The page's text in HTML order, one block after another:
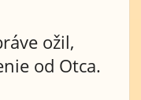
ožil,
od Otca.